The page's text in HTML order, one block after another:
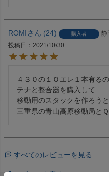
ROMI 24 購入者 静
投稿日
2021/10/30
４３０の１０エレ１本有る
テナと整合器を購入して
移動用のスタックを作ろう
三重県の青山高原移動局と
すべてのレビューを見る